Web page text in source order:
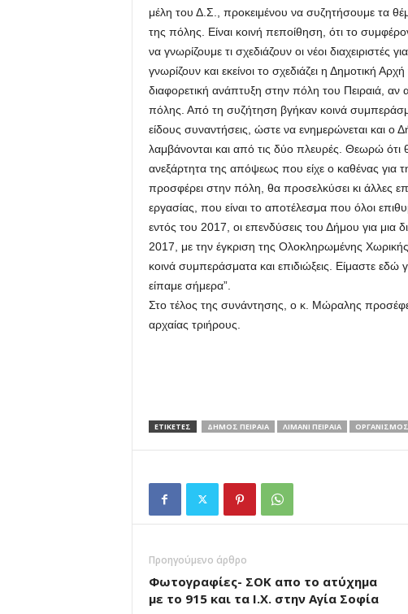
μέλη του Δ.Σ., προκειμένου να συζητήσουμε τα
της πόλης. Είναι κοινή πεποίθηση, ότι το
να γνωρίζουμε τι σχεδιάζουν οι νέοι
γνωρίζουν και εκείνοι το σχεδιάζει η Δημοτική
διαφορετική ανάπτυξη στην πόλη του Πειραιά, αν
πόλης. Από τη συζήτηση βγήκαν κοινά
είδους συναντήσεις, ώστε να ενημερώνεται και ο
λαμβάνονται και από τις δύο πλευρές. Θεωρώ ότι
ανεξάρτητα της απόψεως που είχε ο καθένας για
προσφέρει στην πόλη, θα προσελκύσει κι άλλες
εργασίας, που είναι το αποτέλεσμα που όλοι
εντός του 2017, οι επενδύσεις του Δήμου για μια
2017, με την έγκριση της Ολοκληρωμένης
κοινά συμπεράσματα και επιδιώξεις. Είμαστε
είπαμε σήμερα”.
Στο τέλος της συνάντησης, ο κ. Μώραλης
αρχαίας τριήρους.
ΕΤΙΚΕΤΕΣ ΔΗΜΟΣ ΠΕΙΡΑΙΑ ΛΙΜΑΝΙ ΠΕΙΡΑΙΑ ΟΡΓΑΝΙΣΜΟΣ
Προηγούμενο άρθρο
Φωτογραφίες- ΣΟΚ απο το ατύχημα
με το 915 και τα Ι.Χ. στην Αγία Σοφία